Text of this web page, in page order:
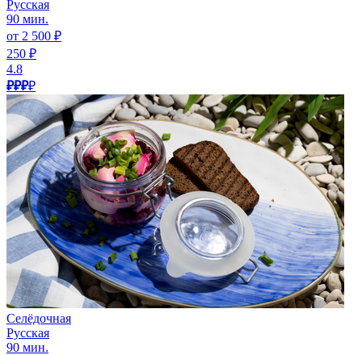
Русская
90 мин.
от 2 500 ₽
250 ₽
4.8
₽₽₽₽
Селёдочная
Русская
90 мин.